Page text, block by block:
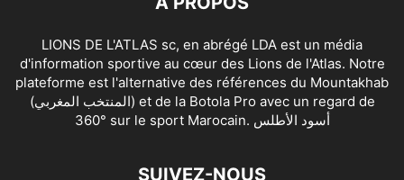
LIONS DE L'ATLAS sc, en abrégé LDA est un média
d'information sportive au cœur des Lions de l'Atlas. Notre
plateforme est l'alternative des références du Mountakhab
(المنتخب المغربي) et de la Botola Pro avec un regard de
360° sur le sport Marocain. أسود الأطلس
SUIVEZ-NOUS